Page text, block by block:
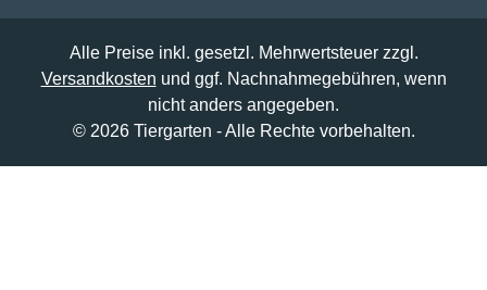
Alle Preise inkl. gesetzl. Mehrwertsteuer zzgl.
Versandkosten und ggf. Nachnahmegebühren, wenn
nicht anders angegeben.
© 2026 Tiergarten - Alle Rechte vorbehalten.